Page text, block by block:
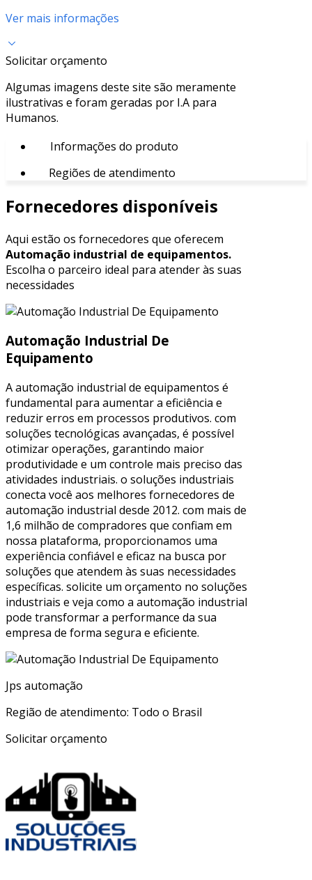
Ver mais informações
Solicitar orçamento
Algumas imagens deste site são meramente
ilustrativas e foram geradas por I.A para
Humanos.
Informações do produto
Regiões de atendimento
Fornecedores disponíveis
Aqui estão os fornecedores que oferecem
Automação industrial de equipamentos.
Escolha o parceiro ideal para atender às suas
necessidades
Automação Industrial De
Equipamento
A automação industrial de equipamentos é
fundamental para aumentar a eficiência e
reduzir erros em processos produtivos. com
soluções tecnológicas avançadas, é possível
otimizar operações, garantindo maior
produtividade e um controle mais preciso das
atividades industriais. o soluções industriais
conecta você aos melhores fornecedores de
automação industrial desde 2012. com mais de
1,6 milhão de compradores que confiam em
nossa plataforma, proporcionamos uma
experiência confiável e eficaz na busca por
soluções que atendem às suas necessidades
específicas. solicite um orçamento no soluções
industriais e veja como a automação industrial
pode transformar a performance da sua
empresa de forma segura e eficiente.
Jps automação
Região de atendimento: Todo o Brasil
Solicitar orçamento